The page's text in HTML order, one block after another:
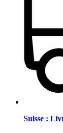
Suisse :